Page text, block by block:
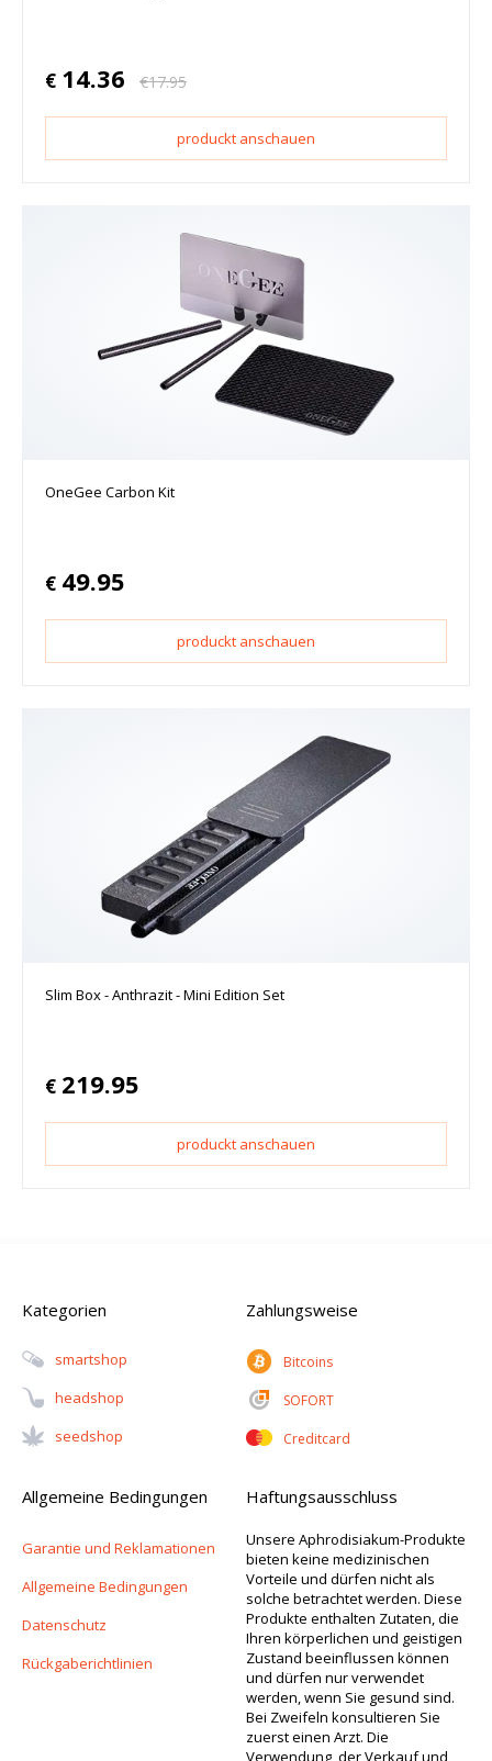
€ 14.36 €17.95
produckt anschauen
OneGee Carbon Kit
€ 49.95
produckt anschauen
Slim Box - Anthrazit - Mini Edition Set
€ 219.95
produckt anschauen
Kategorien
Smartshop
Headshop
Seedshop
Zahlungsweise
Bitcoins
SOFORT
Creditcard
Allgemeine Bedingungen
Garantie und Reklamationen
Allgemeine Bedingungen
Datenschutz
Rückgaberichtlinien
Haftungsausschluss
Unsere Aphrodisiakum-Produkte
bieten keine medizinischen
Vorteile und dürfen nicht als
solche betrachtet werden. Diese
Produkte enthalten Zutaten, die
Ihren körperlichen und geistigen
Zustand beeinflussen können
und dürfen nur verwendet
werden, wenn Sie gesund sind.
Bei Zweifeln konsultieren Sie
zuerst einen Arzt. Die
Verwendung, der Verkauf und